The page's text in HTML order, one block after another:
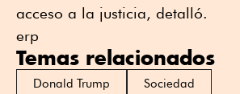
acceso a la justicia, detalló.
erp
Temas relacionados
Donald Trump
Sociedad